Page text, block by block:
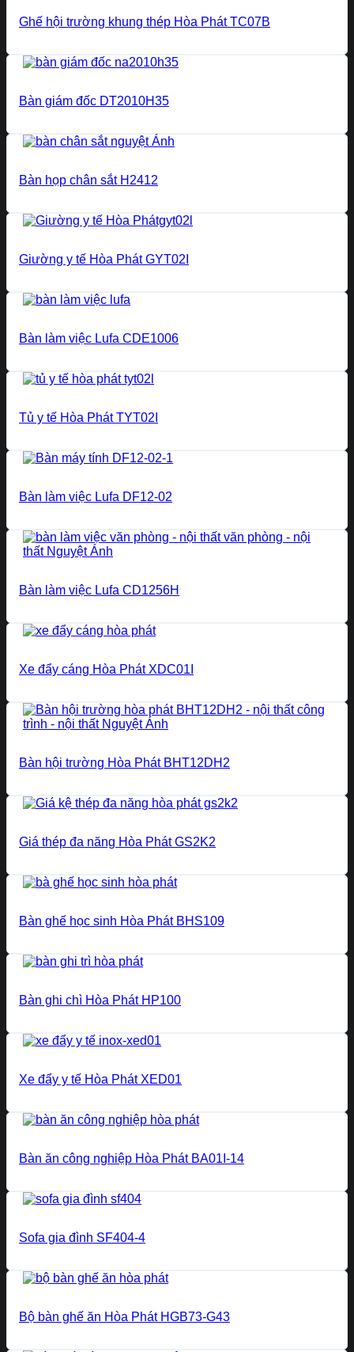
Ghế hội trường khung thép Hòa Phát TC07B
Bàn giám đốc DT2010H35
Bàn họp chân sắt H2412
Giường y tế Hòa Phát GYT02I
Bàn làm việc Lufa CDE1006
Tủ y tế Hòa Phát TYT02I
Bàn làm việc Lufa DF12-02
Bàn làm việc Lufa CD1256H
Xe đẩy cáng Hòa Phát XDC01I
Bàn hội trường Hòa Phát BHT12DH2
Giá thép đa năng Hòa Phát GS2K2
Bàn ghế học sinh Hòa Phát BHS109
Bàn ghi chì Hòa Phát HP100
Xe đẩy y tế Hòa Phát XED01
Bàn ăn công nghiệp Hòa Phát BA01I-14
Sofa gia đình SF404-4
Bộ bàn ghế ăn Hòa Phát HGB73-G43